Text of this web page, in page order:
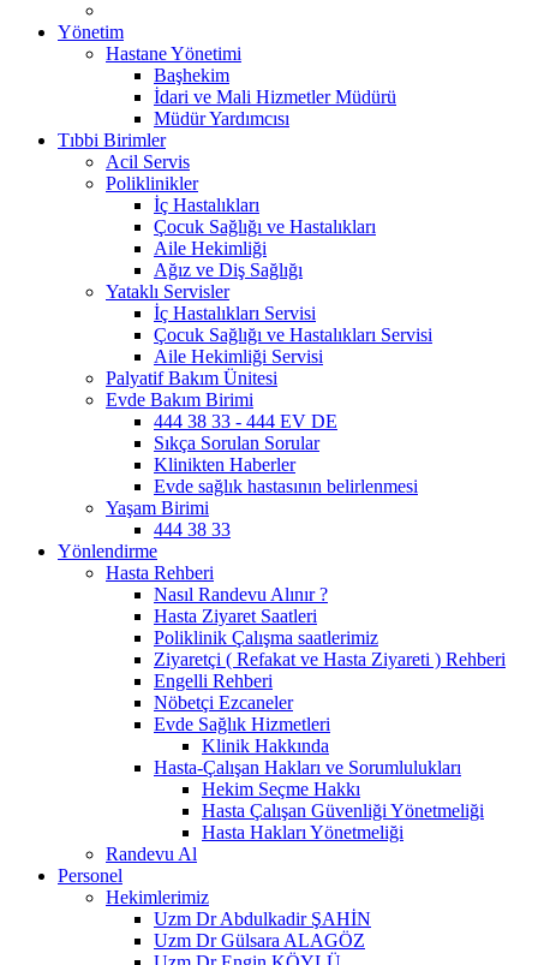
Yönetim
Hastane Yönetimi
Başhekim
İdari ve Mali Hizmetler Müdürü
Müdür Yardımcısı
Tıbbi Birimler
Acil Servis
Poliklinikler
İç Hastalıkları
Çocuk Sağlığı ve Hastalıkları
Aile Hekimliği
Ağız ve Diş Sağlığı
Yataklı Servisler
İç Hastalıkları Servisi
Çocuk Sağlığı ve Hastalıkları Servisi
Aile Hekimliği Servisi
Palyatif Bakım Ünitesi
Evde Bakım Birimi
444 38 33 - 444 EV DE
Sıkça Sorulan Sorular
Klinikten Haberler
Evde sağlık hastasının belirlenmesi
Yaşam Birimi
444 38 33
Yönlendirme
Hasta Rehberi
Nasıl Randevu Alınır ?
Hasta Ziyaret Saatleri
Poliklinik Çalışma saatlerimiz
Ziyaretçi ( Refakat ve Hasta Ziyareti ) Rehberi
Engelli Rehberi
Nöbetçi Ezcaneler
Evde Sağlık Hizmetleri
Klinik Hakkında
Hasta-Çalışan Hakları ve Sorumlulukları
Hekim Seçme Hakkı
Hasta Çalışan Güvenliği Yönetmeliği
Hasta Hakları Yönetmeliği
Randevu Al
Personel
Hekimlerimiz
Uzm Dr Abdulkadir ŞAHİN
Uzm Dr Gülsara ALAGÖZ